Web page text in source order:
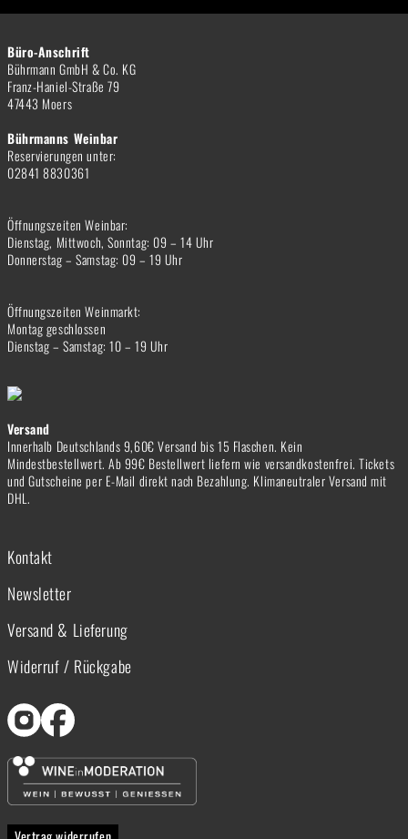
Büro-Anschrift
Bührmann GmbH & Co. KG
Franz-Haniel-Straße 79
47443 Moers
Bührmanns Weinbar
Reservierungen unter:
02841 8830361
Öffnungszeiten Weinbar:
Dienstag, Mittwoch, Sonntag: 09 – 14 Uhr
Donnerstag – Samstag: 09 – 19 Uhr
Öffnungszeiten Weinmarkt:
Montag geschlossen
Dienstag – Samstag: 10 – 19 Uhr
Versand
Innerhalb Deutschlands 9,60€ Versand bis 15 Flaschen. Kein
Mindestbestellwert. Ab 99€ Bestellwert liefern wie versandkostenfrei. Tickets
und Gutscheine per E-Mail direkt nach Bezahlung. Klimaneutraler Versand mit
DHL.
Kontakt
Newsletter
Versand & Lieferung
Widerruf / Rückgabe